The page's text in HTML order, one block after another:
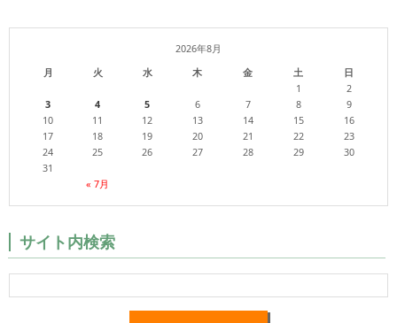
2026年8月
月
火 水 木 金 土 日
« 7月
1
2
3
4 5 6 7 8
9
10
11 12 13 14 15
16
17
18 19 20 21 22
23
24
25 26 27 28 29
30
31
サイト内検索